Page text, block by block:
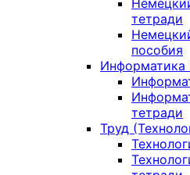
тетради
пособия
Информатика
тетради
Труд